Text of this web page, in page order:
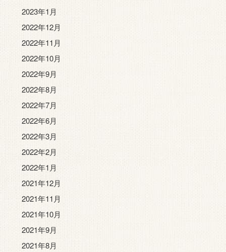
2023年1月
2022年12月
2022年11月
2022年10月
2022年9月
2022年8月
2022年7月
2022年6月
2022年3月
2022年2月
2022年1月
2021年12月
2021年11月
2021年10月
2021年9月
2021年8月